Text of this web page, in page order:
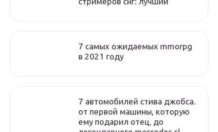
7 самых ожидаемых mmorpg
в 2021 году
7 автомобилей стива джобса.
от первой машины, которую
ему подарил отец, до